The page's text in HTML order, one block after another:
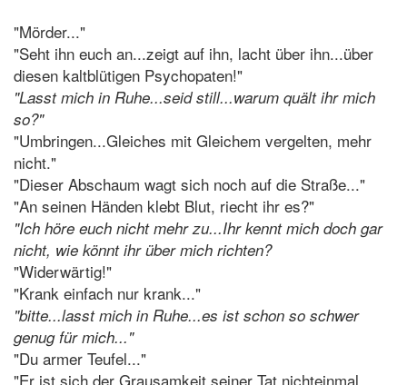
"Mörder..."
"Seht ihn euch an...zeigt auf ihn, lacht über ihn...über
diesen kaltblütigen Psychopaten!"
"Lasst mich in Ruhe...seid still...warum quält ihr mich
so?"
"Umbringen...Gleiches mit Gleichem vergelten, mehr
nicht."
"Dieser Abschaum wagt sich noch auf die Straße..."
"An seinen Händen klebt Blut, riecht ihr es?"
"Ich höre euch nicht mehr zu...Ihr kennt mich doch gar
nicht, wie könnt ihr über mich richten?
"Widerwärtig!"
"Krank einfach nur krank..."
"bitte...lasst mich in Ruhe...es ist schon so schwer
genug für mich..."
"Du armer Teufel..."
"Er ist sich der Grausamkeit seiner Tat nichteinmal